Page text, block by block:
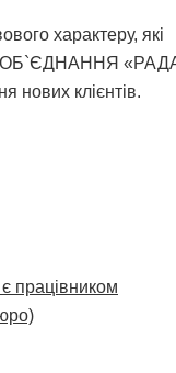
характеру, які
ОБ`ЄДНАННЯ
нових клієнтів.
працівником